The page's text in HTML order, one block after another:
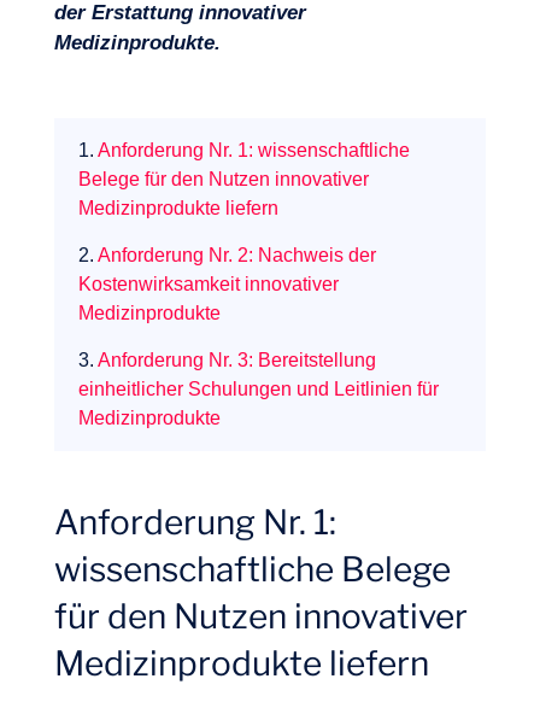
Projekte
der Erstattung innovativer
Medizinprodukte.
1. Anforderung Nr. 1: wissenschaftliche
Belege für den Nutzen innovativer
Medizinprodukte liefern
2. Anforderung Nr. 2: Nachweis der
Kostenwirksamkeit innovativer
Medizinprodukte
3. Anforderung Nr. 3: Bereitstellung
einheitlicher Schulungen und Leitlinien für
Medizinprodukte
Anforderung Nr. 1:
wissenschaftliche Belege
für den Nutzen innovativer
Medizinprodukte liefern